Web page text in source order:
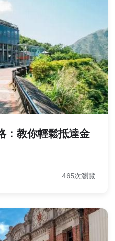
：教你輕鬆抵達金
465次瀏覽